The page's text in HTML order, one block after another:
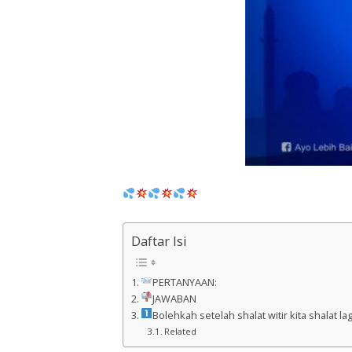
Daftar Isi
PERTANYAAN:
JAWABAN
Bolehkah setelah shalat witir kita shalat
Related